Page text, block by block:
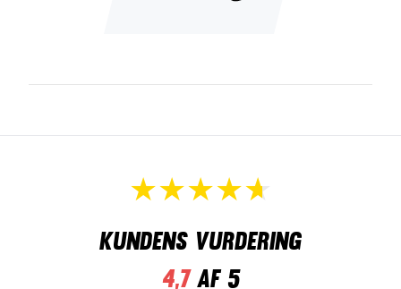
Kundens vurdering
4,7af 5